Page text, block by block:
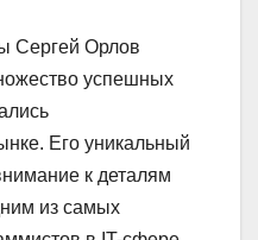
Сергей Орлов
успешных
Его уникальный
к деталям
из самых